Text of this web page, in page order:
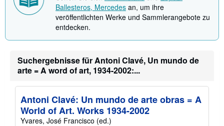
e
n
s
n
o
t
Ballesteros, Mercedes an, um ihre
veröffentlichten Werke und Sammlerangebote zu
entdecken.
Suchergebnisse für Antoni Clavé, Un mundo de
arte = A word of art, 1934-2002:...
Antoni Clavé: Un mundo de arte obras = A
World of Art. Works 1934-2002
Yvares, José Francisco (ed.)